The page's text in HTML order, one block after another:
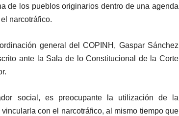
de los pueblos originarios dentro de una agenda
narcotráfico.
general del COPINH, Gaspar Sánchez
ante la Sala de lo Constitucional de la Corte
social, es preocupante la utilización de la
con el narcotráfico, al mismo tiempo que